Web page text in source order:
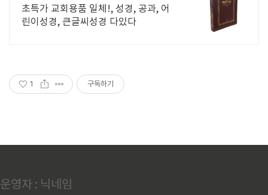
최대 기독교전문쇼핑몰
초특가 교회용품 일체!, 성경, 공과, 어
린이성경, 큰글씨성경 다있다
1 구독하기
운영자 : 닉네임